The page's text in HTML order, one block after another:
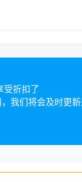
受折扣了
我们将会及时更